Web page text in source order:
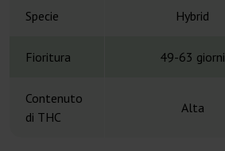
Specie Hybrid
Fioritura 49-63 giorni
Contenuto
di THC
Alta